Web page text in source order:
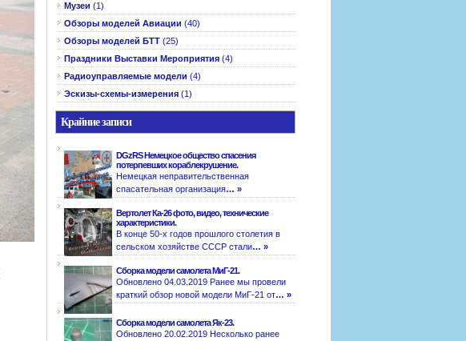
Музеи (1)
Обзоры моделей Авиации (40)
Обзоры моделей БТТ (25)
Праздники Выставки Мероприятия (4)
Радиоуправляемые модели (4)
Эскизы-схемы-измерения (1)
Крайние записи
DGzRS Немецкое общество спасения
потерпевших кораблекрушение.
Немецкая неправительственная
спасательная организация… »
Вертолет Ка-26 фото, видео, технические
характеристики.
В конце 50-х годов прошлого столетия в
сельском хозяйстве СССР стали… »
Сборка модели самолета МиГ-21.
Обновлено 04.03.2019 Ранее мы провели
краткий обзор новой модели МиГ-21 от… »
Сборка модели самолета Як-23.
Обновлено 20.02.2019 Несколько ранее